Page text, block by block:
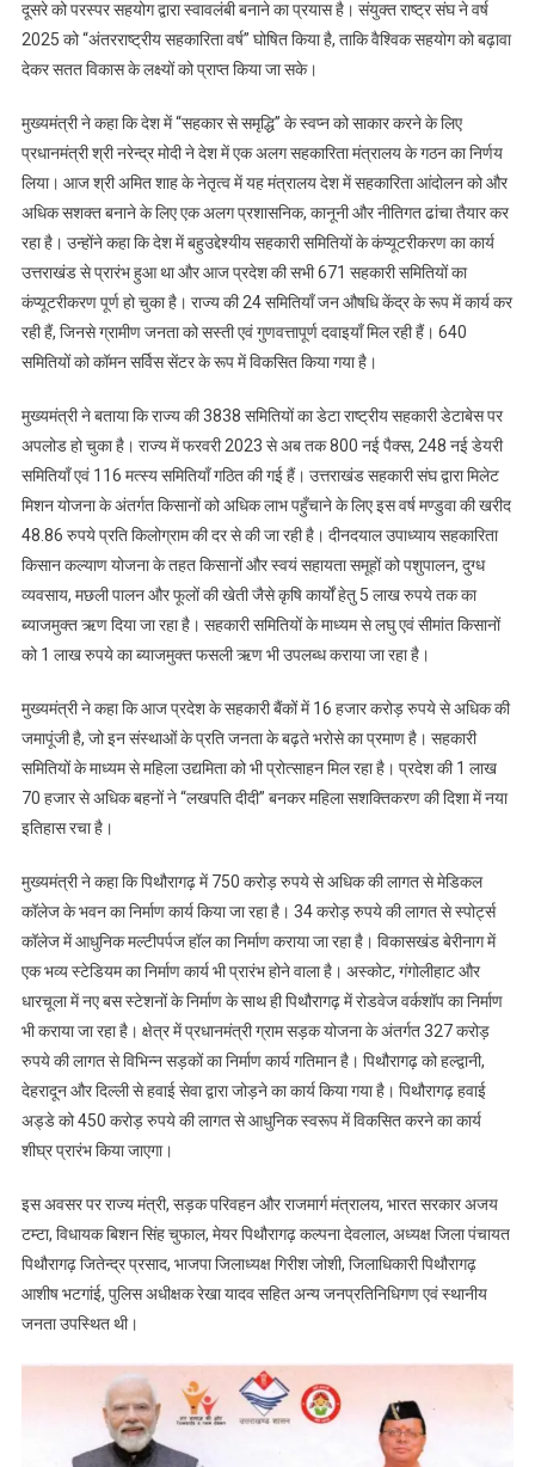
दूसरे को परस्पर सहयोग द्वारा स्वावलंबी बनाने का प्रयास है। संयुक्त राष्ट्र संघ ने वर्ष
2025 को “अंतरराष्ट्रीय सहकारिता वर्ष” घोषित किया है, ताकि वैश्विक सहयोग को बढ़ावा
देकर सतत विकास के लक्ष्यों को प्राप्त किया जा सके।
मुख्यमंत्री ने कहा कि देश में “सहकार से समृद्धि” के स्वप्न को साकार करने के लिए
प्रधानमंत्री श्री नरेन्द्र मोदी ने देश में एक अलग सहकारिता मंत्रालय के गठन का निर्णय
लिया। आज श्री अमित शाह के नेतृत्व में यह मंत्रालय देश में सहकारिता आंदोलन को और
अधिक सशक्त बनाने के लिए एक अलग प्रशासनिक, कानूनी और नीतिगत ढांचा तैयार कर
रहा है। उन्होंने कहा कि देश में बहुउद्देश्यीय सहकारी समितियों के कंप्यूटरीकरण का कार्य
उत्तराखंड से प्रारंभ हुआ था और आज प्रदेश की सभी 671 सहकारी समितियों का
कंप्यूटरीकरण पूर्ण हो चुका है। राज्य की 24 समितियाँ जन औषधि केंद्र के रूप में कार्य कर
रही हैं, जिनसे ग्रामीण जनता को सस्ती एवं गुणवत्तापूर्ण दवाइयाँ मिल रही हैं। 640
समितियों को कॉमन सर्विस सेंटर के रूप में विकसित किया गया है।
मुख्यमंत्री ने बताया कि राज्य की 3838 समितियों का डेटा राष्ट्रीय सहकारी डेटाबेस पर
अपलोड हो चुका है। राज्य में फरवरी 2023 से अब तक 800 नई पैक्स, 248 नई डेयरी
समितियाँ एवं 116 मत्स्य समितियाँ गठित की गई हैं। उत्तराखंड सहकारी संघ द्वारा मिलेट
मिशन योजना के अंतर्गत किसानों को अधिक लाभ पहुँचाने के लिए इस वर्ष मण्डुवा की खरीद
48.86 रुपये प्रति किलोग्राम की दर से की जा रही है। दीनदयाल उपाध्याय सहकारिता
किसान कल्याण योजना के तहत किसानों और स्वयं सहायता समूहों को पशुपालन, दुग्ध
व्यवसाय, मछली पालन और फूलों की खेती जैसे कृषि कार्यों हेतु 5 लाख रुपये तक का
ब्याजमुक्त ऋण दिया जा रहा है। सहकारी समितियों के माध्यम से लघु एवं सीमांत किसानों
को 1 लाख रुपये का ब्याजमुक्त फसली ऋण भी उपलब्ध कराया जा रहा है।
मुख्यमंत्री ने कहा कि आज प्रदेश के सहकारी बैंकों में 16 हजार करोड़ रुपये से अधिक की
जमापूंजी है, जो इन संस्थाओं के प्रति जनता के बढ़ते भरोसे का प्रमाण है। सहकारी
समितियों के माध्यम से महिला उद्यमिता को भी प्रोत्साहन मिल रहा है। प्रदेश की 1 लाख
70 हजार से अधिक बहनों ने “लखपति दीदी” बनकर महिला सशक्तिकरण की दिशा में नया
इतिहास रचा है।
मुख्यमंत्री ने कहा कि पिथौरागढ़ में 750 करोड़ रुपये से अधिक की लागत से मेडिकल
कॉलेज के भवन का निर्माण कार्य किया जा रहा है। 34 करोड़ रुपये की लागत से स्पोर्ट्स
कॉलेज में आधुनिक मल्टीपर्पज हॉल का निर्माण कराया जा रहा है। विकासखंड बेरीनाग में
एक भव्य स्टेडियम का निर्माण कार्य भी प्रारंभ होने वाला है। अस्कोट, गंगोलीहाट और
धारचूला में नए बस स्टेशनों के निर्माण के साथ ही पिथौरागढ़ में रोडवेज वर्कशॉप का निर्माण
भी कराया जा रहा है। क्षेत्र में प्रधानमंत्री ग्राम सड़क योजना के अंतर्गत 327 करोड़
रुपये की लागत से विभिन्न सड़कों का निर्माण कार्य गतिमान है। पिथौरागढ़ को हल्द्वानी,
देहरादून और दिल्ली से हवाई सेवा द्वारा जोड़ने का कार्य किया गया है। पिथौरागढ़ हवाई
अड्डे को 450 करोड़ रुपये की लागत से आधुनिक स्वरूप में विकसित करने का कार्य
शीघ्र प्रारंभ किया जाएगा।
इस अवसर पर राज्य मंत्री, सड़क परिवहन और राजमार्ग मंत्रालय, भारत सरकार अजय
टम्टा, विधायक बिशन सिंह चुफाल, मेयर पिथौरागढ़ कल्पना देवलाल, अध्यक्ष जिला पंचायत
पिथौरागढ़ जितेन्द्र प्रसाद, भाजपा जिलाध्यक्ष गिरीश जोशी, जिलाधिकारी पिथौरागढ़
आशीष भटगांई, पुलिस अधीक्षक रेखा यादव सहित अन्य जनप्रतिनिधिगण एवं स्थानीय
जनता उपस्थित थी।